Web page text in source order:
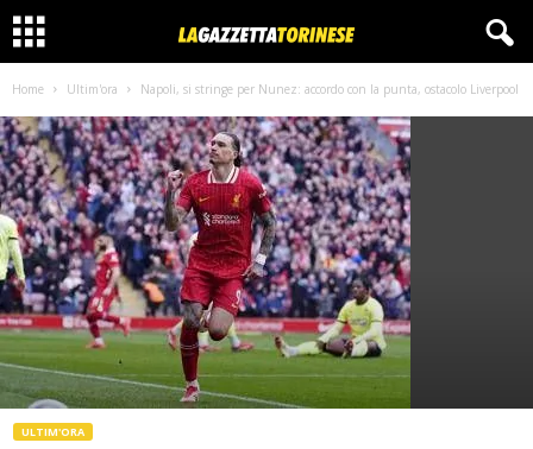
Home Ultim'ora Napoli, si stringe per Nunez: accordo con la punta, ostacolo Liverpool
ULTIM'ORA